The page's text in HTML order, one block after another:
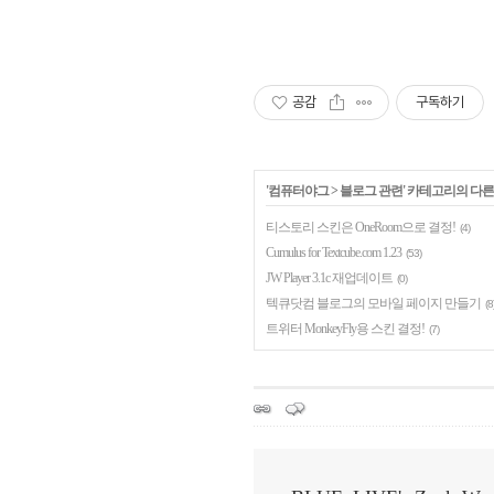
공감 구독하기
'컴퓨터야그> 블로그 관련' 카테고리의 다
티스토리 스킨은 OneRoom으로 결정! (4)
Cumulus for Textcube.com 1.23 (53)
JW Player 3.1c 재업데이트 (0)
텍큐닷컴 블로그의 모바일 페이지 만들기 (8)
트위터 MonkeyFly용 스킨 결정! (7)